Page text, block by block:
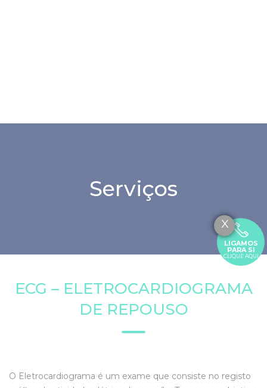
X
LIGAMOS
PARA SI
CLIQUE AQUI
Serviços
ECG – ELETROCARDIOGRAMA
DE REPOUSO
O Eletrocardiograma é um exame que consiste no registo